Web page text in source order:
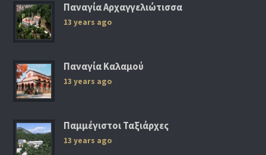
Παναγία Αρχαγγελιώτισσα
13 years ago
Παναγία Καλαμού
13 years ago
Παμμέγιστοι Ταξιάρχες
13 years ago